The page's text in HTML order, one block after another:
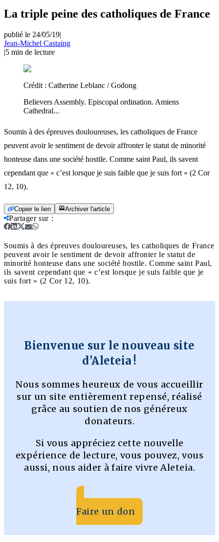
La triple peine des catholiques de France
publié le 24/05/19|
Jean-Michel Castaing
|5 min de lecture
Crédit : Catherine Leblanc / Godong
Believers Assembly. Episcopal ordination. Amiens
Cathedral...
Soumis à des épreuves douloureuses, les catholiques de France
peuvent avoir le sentiment de devoir affronter le statut de minorité
honteuse dans une société hostile. Comme saint Paul, ils savent
cependant que « c’est lorsque je suis faible que je suis fort » (2 Cor
12, 10).
Copier le lien Archiver l'article
Partager sur:
Soumis à des épreuves douloureuses, les catholiques de France
peuvent avoir le sentiment de devoir affronter le statut de
minorité honteuse dans une société hostile. Comme saint Paul,
ils savent cependant que « c’est lorsque je suis faible que je
suis fort » (2 Cor 12, 10).
Bienvenue sur le nouveau site
d’Aleteia !
Nous sommes heureux de vous accueillir
sur un site entièrement repensé, réalisé
grâce au soutien de nos généreux
donateurs.
Si vous appréciez cette nouvelle
expérience de lecture, vous pouvez, vous
aussi, nous aider à faire vivre Aleteia.
Faire un don